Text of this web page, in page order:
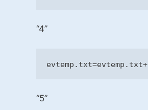
“4”
evtemp.txt=evtemp.txt+
“5”